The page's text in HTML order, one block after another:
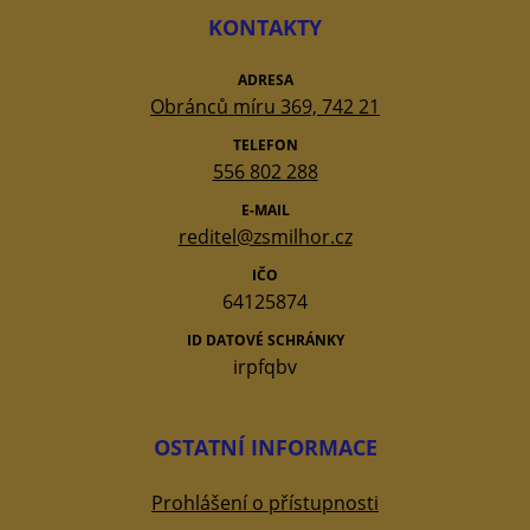
KONTAKTY
ADRESA
Obránců míru 369, 742 21
TELEFON
556 802 288
E-MAIL
reditel@zsmilhor.cz
IČO
64125874
ID DATOVÉ SCHRÁNKY
irpfqbv
OSTATNÍ INFORMACE
Prohlášení o přístupnosti